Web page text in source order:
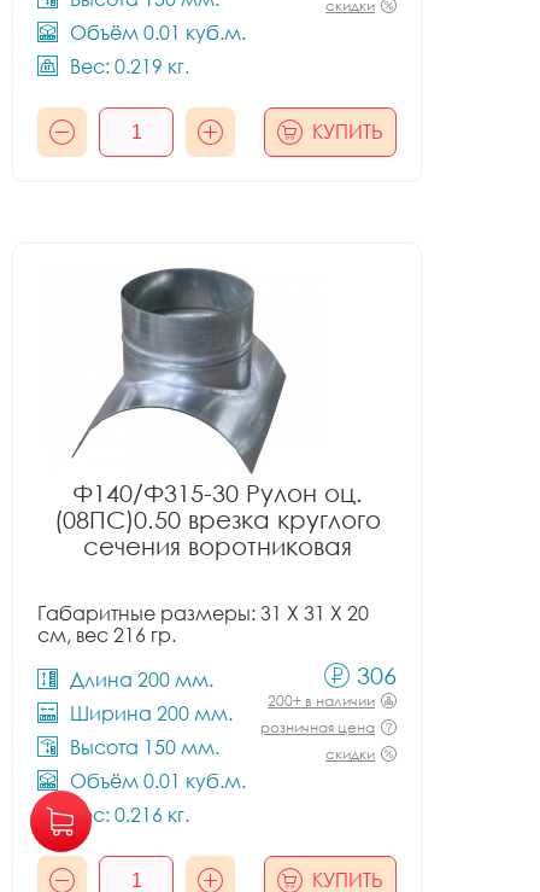
Объём 0.01 куб.м.
Вес: 0.219 кг.
скидки
КУПИТЬ
Ф140/Ф315-30 Рулон оц.
(08ПС)0.50 врезка круглого
сечения воротниковая
Габаритные размеры: 31 X 31 X 20
см, вес 216 гр.
Длина 200 мм.
Ширина 200 мм.
Высота 150 мм.
Объём 0.01 куб.м.
Вес: 0.216 кг.
306
200+ в наличии
розничная цена
скидки
КУПИТЬ